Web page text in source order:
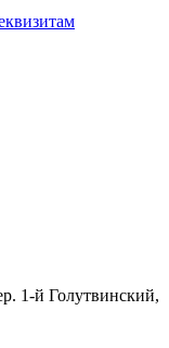
1-й Голутвинский,